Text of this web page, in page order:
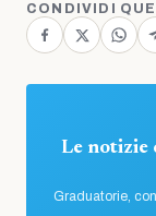
CONDIVIDI
Le notizie
Graduatorie,